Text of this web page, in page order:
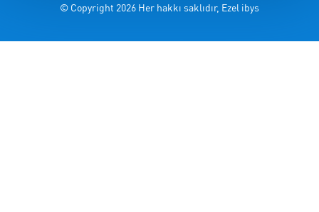
© Copyright 2026 Her hakkı saklıdır, Ezel ibys